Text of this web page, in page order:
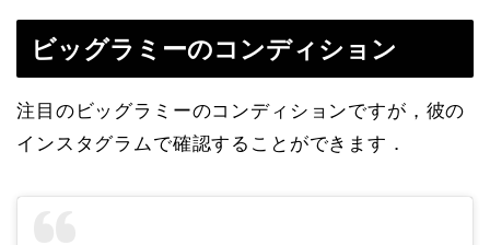
ビッグラミーのコンディション
注目のビッグラミーのコンディションですが，彼の
インスタグラムで確認することができます．